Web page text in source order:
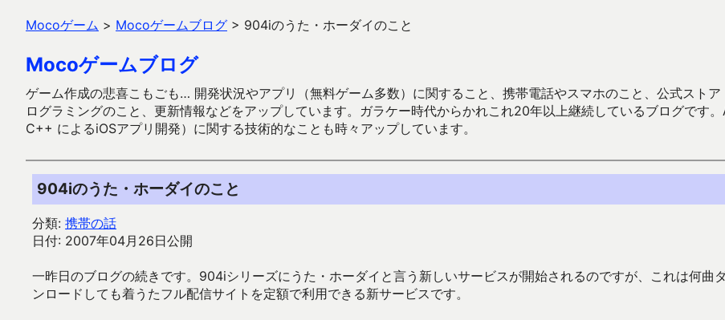
Mocoゲーム > Mocoゲームブログ > 904iのうた・ホーダイのこと
Mocoゲームブログ
ゲーム作成の悲喜こもごも… 開発状況やアプリ（無料ゲーム多数）に関すること、携帯電話やスマホのこと、公式スト
ログラミングのこと、更新情報などをアップしています。ガラケー時代からかれこれ20年以上継続しているブログで
C++ によるiOSアプリ開発）に関する技術的なことも時々アップしています。
904iのうた・ホーダイのこと
分類: 携帯の話
日付: 2007年04月26日公開
一昨日のブログの続きです。904iシリーズにうた・ホーダイと言う新しいサービスが開始されるのですが、これは何曲
ンロードしても着うたフル配信サイトを定額で利用できる新サービスです。